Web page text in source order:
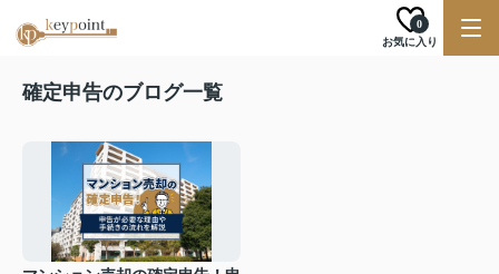
お気に入り
0
確定申告のブログ一覧